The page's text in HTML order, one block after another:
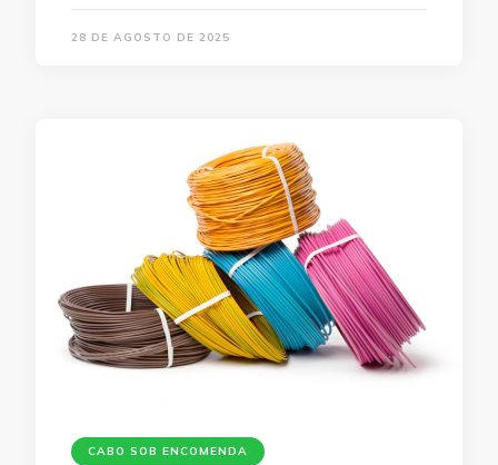
28 DE AGOSTO DE 2025
CABO SOB ENCOMENDA